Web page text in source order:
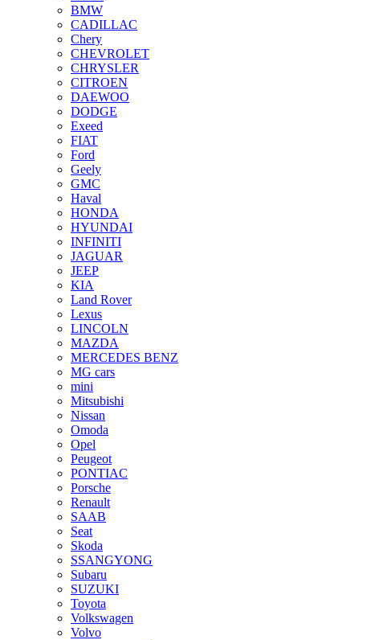
BMW
CADILLAC
Chery
CHEVROLET
CHRYSLER
CITROEN
DAEWOO
DODGE
Exeed
FIAT
Ford
Geely
GMC
Haval
HONDA
HYUNDAI
INFINITI
JAGUAR
JEEP
KIA
Land Rover
Lexus
LINCOLN
MAZDA
MERCEDES BENZ
MG cars
mini
Mitsubishi
Nissan
Omoda
Opel
Peugeot
PONTIAC
Porsche
Renault
SAAB
Seat
Skoda
SSANGYONG
Subaru
SUZUKI
Toyota
Volkswagen
Volvo